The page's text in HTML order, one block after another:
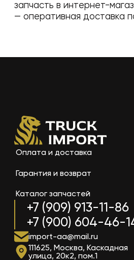
запчасть в интернет-
— оперативная доставка
+7 (909) 913-11-86
+7 (900) 604-46-
Оплата и доставка
Гарантия и возврат
Каталог запчастей
import-aa@mail.ru
111625, Москва, Каскадная
улица, 20к2, пом.1